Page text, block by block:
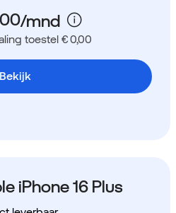
toestel € 0,00
Bekijk
iPhone 16 Plus